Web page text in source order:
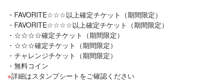
FAVORITE☆☆☆以上確定チケット（期間限定）
FAVORITE☆☆☆☆以上確定チケット（期間限定）
☆☆☆☆確定チケット（期間限定）
☆☆☆確定チケット（期間限定）
チャレンジチケット（期間限定）
無料コイン
詳細はスタンプシートをご確認ください